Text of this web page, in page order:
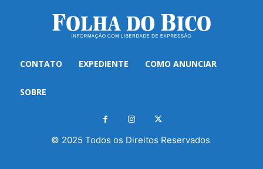
CONTATO EXPEDIENTE COMO ANUNCIAR
SOBRE
© 2025 Todos os Direitos Reservados